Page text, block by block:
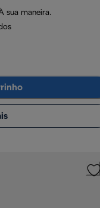
sua maneira.